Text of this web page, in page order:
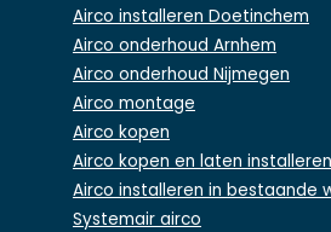
Airco installeren Doetinchem
Airco onderhoud Arnhem
Airco onderhoud Nijmegen
Airco montage
Airco kopen
Airco kopen en laten installeren
Airco installeren in bestaande
Systemair airco